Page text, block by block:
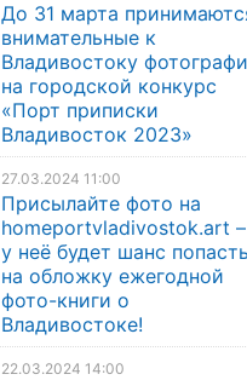
До 31 марта
внимательные к
Владивостоку
на городской конкурс
«Порт приписки
Владивосток 2023»
27.03.2024 11:00
Присылайте фото на
homeportvladivostok.art
у неё будет шанс попасть
на обложку ежегодной
фото-книги о
Владивостоке!
22.03.2024 14:00